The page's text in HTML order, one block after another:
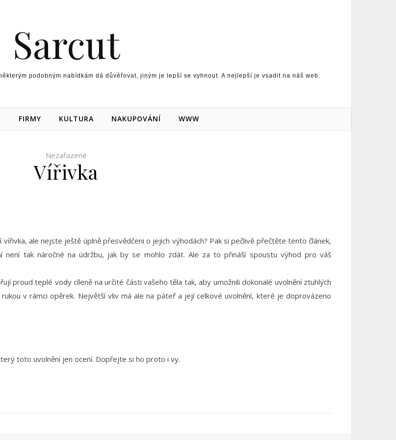
Sarcut
podobným nabídkám dá důvěřovat, jiným je lepší se vyhnout. A nejlepší je vsadit na náš web.
FIRMY KULTURA NAKUPOVÁNÍ WWW
Nezařazené
Vířivka
ale nejste ještě úplně přesvědčeni o jejich výhodách? Pak si pečlivě přečtěte tento článek,
tak náročné na údržbu, jak by se mohlo zdát. Ale za to přináší spoustu výhod pro váš
proud teplé vody cíleně na určité části vašeho těla tak, aby umožnili dokonalé uvolnění ztuhlých
v rámci opěrek. Největší vliv má ale na páteř a její celkové uvolnění, které je doprovázeno
toto uvolnění jen ocení. Dopřejte si ho proto i vy.